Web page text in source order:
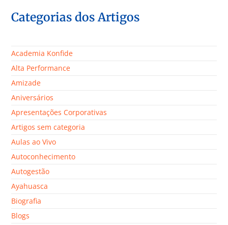
Categorias dos Artigos
Academia Konfide
Alta Performance
Amizade
Aniversários
Apresentações Corporativas
Artigos sem categoria
Aulas ao Vivo
Autoconhecimento
Autogestão
Ayahuasca
Biografia
Blogs